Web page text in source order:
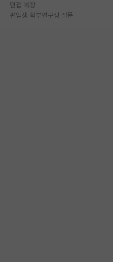
면접 복장
편입생 학부연구생 질문